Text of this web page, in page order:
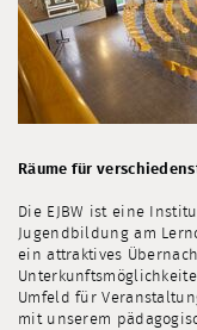
Räume für
Die EJBW ist eine
Jugendbildung am
ein attraktives
Umfeld für
mit unserem